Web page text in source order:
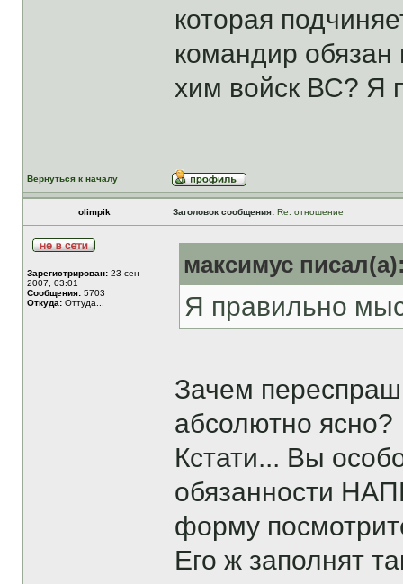
которая
командир
хим войск ВС? Я
Вернуться к началу
olimpik Заголовок сообщения: Re: отношение
Зарегистрирован: 23 сен
2007, 03:01
Сообщения: 5703
Откуда: Оттуда...
максимус
Я правильно
Зачем
абсолютно ясно?
Кстати... Вы
обязанности
форму
Его ж заполнят